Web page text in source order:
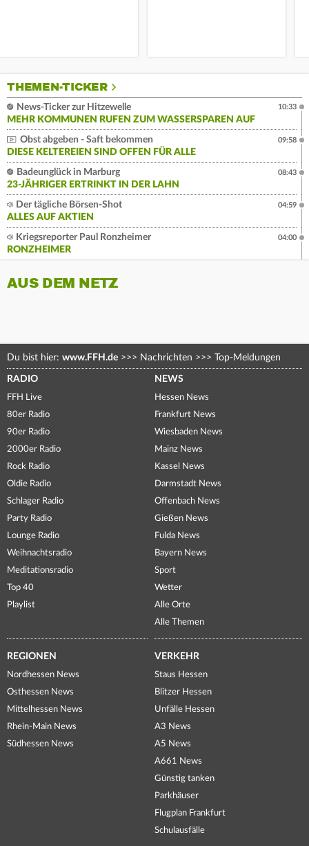
THEMEN-TICKER
News-Ticker zur Hitzewelle
MEHR KOMMUNEN RUFEN ZUM WASSERSPAREN AUF
10:33
Obst abgeben - Saft bekommen
DIESE KELTEREIEN SIND OFFEN FÜR ALLE
09:58
Badeunglück in Marburg
23-JÄHRIGER ERTRINKT IN DER LAHN
08:43
Der tägliche Börsen-Shot
ALLES AUF AKTIEN
04:59
Kriegsreporter Paul Ronzheimer
RONZHEIMER
04:00
AUS DEM NETZ
Du bist hier: www.FFH.de >>> Nachrichten >>> Top-Meldungen
RADIO
FFH Live
80er Radio
90er Radio
2000er Radio
Rock Radio
Oldie Radio
Schlager Radio
Party Radio
Lounge Radio
Weihnachtsradio
Meditationsradio
Top 40
Playlist
NEWS
Hessen News
Frankfurt News
Wiesbaden News
Mainz News
Kassel News
Darmstadt News
Offenbach News
Gießen News
Fulda News
Bayern News
Sport
Wetter
Alle Orte
Alle Themen
REGIONEN
Nordhessen News
Osthessen News
Mittelhessen News
Rhein-Main News
Südhessen News
VERKEHR
Staus Hessen
Blitzer Hessen
Unfälle Hessen
A3 News
A5 News
A661 News
Günstig tanken
Parkhäuser
Flugplan Frankfurt
Schulausfälle